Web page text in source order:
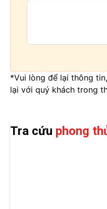
*Vui lòng để lại thông
lại với quý khách trong
Tra cứu phong